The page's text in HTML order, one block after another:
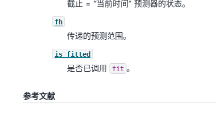
截止 = “当前时间” 预测器的状态。
fh
传递的预测范围。
is_fitted
是否已调用 fit 。
参考文献